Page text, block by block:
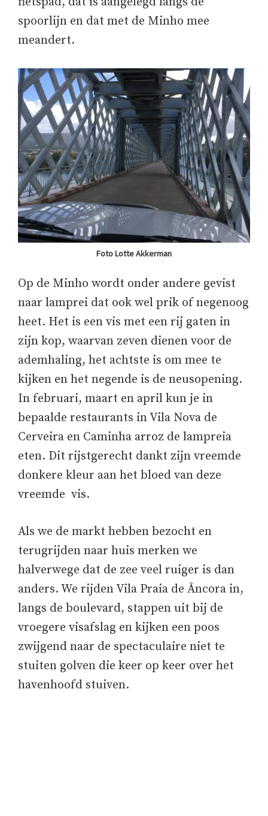
spoorlijn en dat met de Minho mee
meandert.
Foto Lotte Akkerman
Op de Minho wordt onder andere gevist
naar lamprei dat ook wel prik of negenoog
heet. Het is een vis met een rij gaten in
zijn kop, waarvan zeven dienen voor de
ademhaling, het achtste is om mee te
kijken en het negende is de neusopening.
In februari, maart en april kun je in
bepaalde restaurants in Vila Nova de
Cerveira en Caminha arroz de lampreia
eten. Dit rijstgerecht dankt zijn vreemde
donkere kleur aan het bloed van deze
vreemde vis.
Als we de markt hebben bezocht en
terugrijden naar huis merken we
halverwege dat de zee veel ruiger is dan
anders. We rijden Vila Praia de Âncora in,
langs de boulevard, stappen uit bij de
vroegere visafslag en kijken een poos
zwijgend naar de spectaculaire niet te
stuiten golven die keer op keer over het
havenhoofd stuiven.